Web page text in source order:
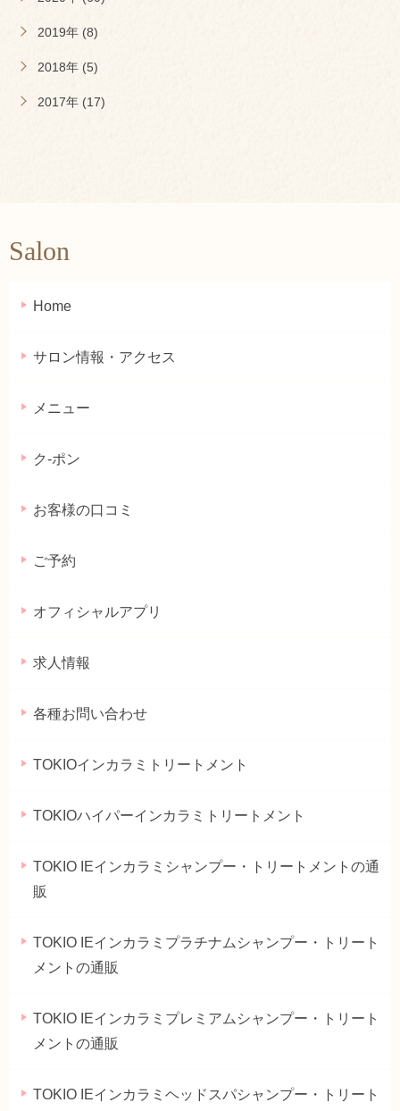
2019年 (8)
2018年 (5)
2017年 (17)
Salon
Home
サロン情報・アクセス
メニュー
ク-ポン
お客様の口コミ
ご予約
オフィシャルアプリ
求人情報
各種お問い合わせ
TOKIOインカラミトリートメント
TOKIOハイパーインカラミトリートメント
TOKIO IEインカラミシャンプー・トリートメントの通
販
TOKIO IEインカラミプラチナムシャンプー・トリート
メントの通販
TOKIO IEインカラミプレミアムシャンプー・トリート
メントの通販
TOKIO IEインカラミヘッドスパシャンプー・トリート